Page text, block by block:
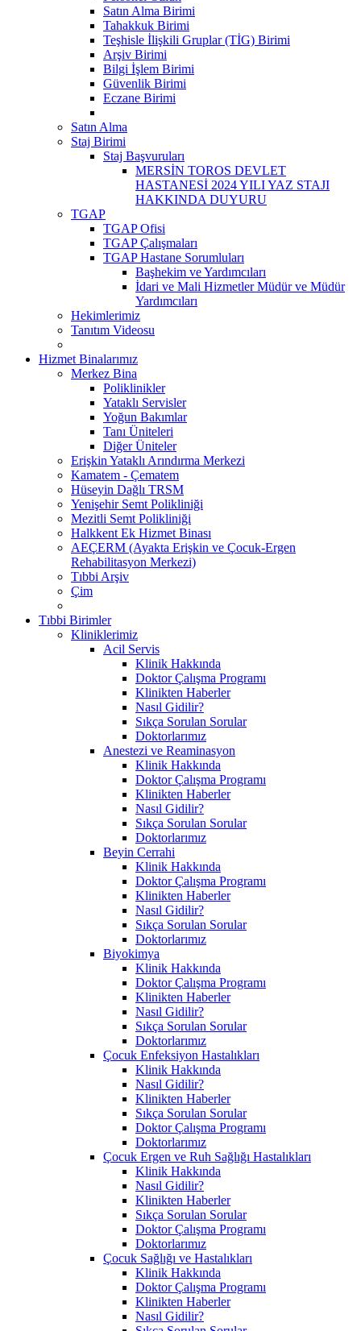
Satın Alma Birimi
Tahakkuk Birimi
Teşhisle İlişkili Gruplar (TİG) Birimi
Arşiv Birimi
Bilgi İşlem Birimi
Güvenlik Birimi
Eczane Birimi
Satın Alma
Staj Birimi
Staj Başvuruları
MERSİN TOROS DEVLET
HASTANESİ 2024 YILI YAZ STAJI
HAKKINDA DUYURU
TGAP
TGAP Ofisi
TGAP Çalışmaları
TGAP Hastane Sorumluları
Başhekim ve Yardımcıları
İdari ve Mali Hizmetler Müdür ve Müdür
Yardımcıları
Hekimlerimiz
Tanıtım Videosu
Hizmet Binalarımız
Merkez Bina
Poliklinikler
Yataklı Servisler
Yoğun Bakımlar
Tanı Üniteleri
Diğer Üniteler
Erişkin Yataklı Arındırma Merkezi
Kamatem - Çematem
Hüseyin Dağlı TRSM
Yenişehir Semt Polikliniği
Mezitli Semt Polikliniği
Halkkent Ek Hizmet Binası
AEÇERM (Ayakta Erişkin ve Çocuk-Ergen
Rehabilitasyon Merkezi)
Tıbbi Arşiv
Çim
Tıbbi Birimler
Kliniklerimiz
Acil Servis
Klinik Hakkında
Doktor Çalışma Programı
Klinikten Haberler
Nasıl Gidilir?
Sıkça Sorulan Sorular
Doktorlarımız
Anestezi ve Reaminasyon
Klinik Hakkında
Doktor Çalışma Programı
Klinikten Haberler
Nasıl Gidilir?
Sıkça Sorulan Sorular
Doktorlarımız
Beyin Cerrahi
Klinik Hakkında
Doktor Çalışma Programı
Klinikten Haberler
Nasıl Gidilir?
Sıkça Sorulan Sorular
Doktorlarımız
Biyokimya
Klinik Hakkında
Doktor Çalışma Programı
Klinikten Haberler
Nasıl Gidilir?
Sıkça Sorulan Sorular
Doktorlarımız
Çocuk Enfeksiyon Hastalıkları
Klinik Hakkında
Nasıl Gidilir?
Klinikten Haberler
Sıkça Sorulan Sorular
Doktor Çalışma Programı
Doktorlarımız
Çocuk Ergen ve Ruh Sağlığı Hastalıkları
Klinik Hakkında
Nasıl Gidilir?
Klinikten Haberler
Sıkça Sorulan Sorular
Doktor Çalışma Programı
Doktorlarımız
Çocuk Sağlığı ve Hastalıkları
Klinik Hakkında
Doktor Çalışma Programı
Klinikten Haberler
Nasıl Gidilir?